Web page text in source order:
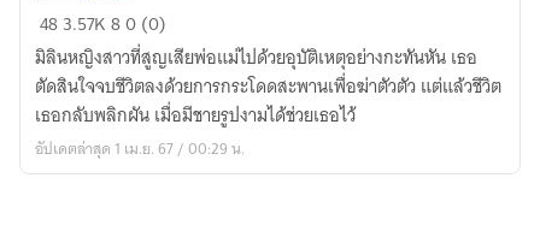
รัก
ครั้ง
นี้
ขอ
ให้
เป็น
483.57K80 (0)
มิลินหญิงสาวที่สูญเสียพ่อแม่ไปด้วยอุบัติเหตุอย่างกะทันหัน เธอ
ตัดสินใจจบชีวิตลงด้วยการกระโดดสะพานเพื่อฆ่าตัวตัว แต่แล้วชีวิต
เธอกลับพลิกผัน เมื่อมีชายรูปงามได้ช่วยเธอไว้
อัปเดตล่าสุด 1 เม.ย. 67 / 00:29 น.